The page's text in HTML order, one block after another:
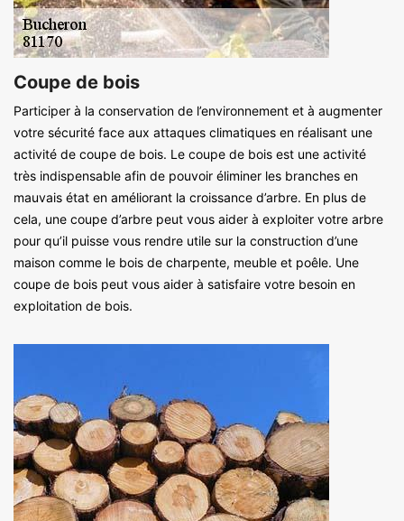
Coupe de bois
Participer à la conservation de l’environnement et à augmenter
votre sécurité face aux attaques climatiques en réalisant une
activité de coupe de bois. Le coupe de bois est une activité
très indispensable afin de pouvoir éliminer les branches en
mauvais état en améliorant la croissance d’arbre. En plus de
cela, une coupe d’arbre peut vous aider à exploiter votre arbre
pour qu’il puisse vous rendre utile sur la construction d’une
maison comme le bois de charpente, meuble et poêle. Une
coupe de bois peut vous aider à satisfaire votre besoin en
exploitation de bois.